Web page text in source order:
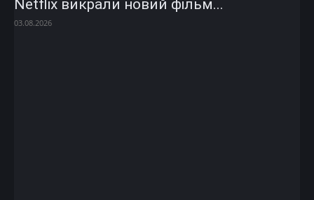
Netflix викрали новий фільм...
03.08.2026